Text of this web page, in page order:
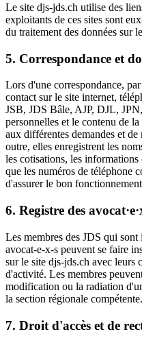
Le site djs-jds.ch utilise des
exploitants de ces sites sont
du traitement des données sur
5. Correspondance et
Lors d'une correspondance,
contact sur le site internet,
JSB, JDS Bâle, AJP, DJL,
personnelles et le contenu de
aux différentes demandes et
outre, elles enregistrent les
les cotisations, les
que les numéros de téléphone
d'assurer le bon
6. Registre des avocat·e·
Les membres des JDS qui
avocat-e-x-s peuvent se faire
sur le site djs-jds.ch avec leurs
d'activité. Les membres
modification ou la radiation
la section régionale compétente.
7. Droit d'accès et de